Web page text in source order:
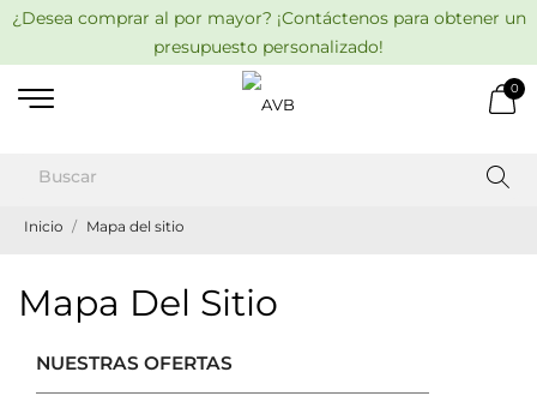
¿Desea comprar al por mayor? ¡Contáctenos para obtener un
presupuesto personalizado!
0
Inicio Mapa del sitio
Mapa Del Sitio
NUESTRAS OFERTAS